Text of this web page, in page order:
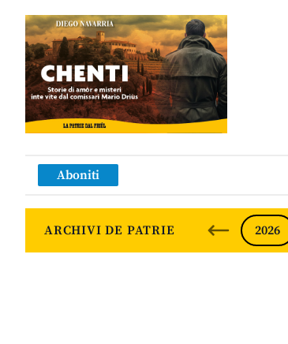
Aboniti
ARCHIVI DE PATRIE 2026